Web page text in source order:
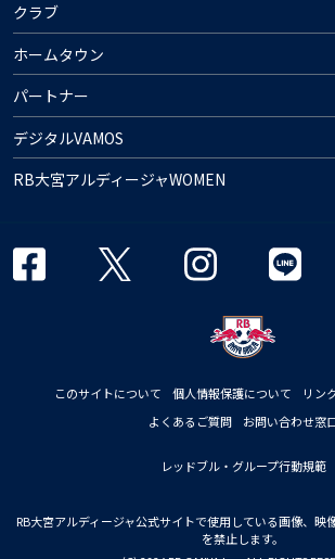
クラブ
ホームタウン
パートナー
デジタルVAMOS
RB大宮アルディージャWOMEN
このサイトについて 個人情報保護について リン
よくあるご質問
お問い合わせ窓
レッドブル・グループ行動規範
RB大宮アルディージャ公式サイトで使用している画像、映
を禁止します。